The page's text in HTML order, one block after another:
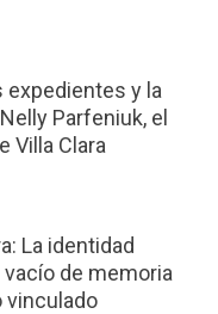
expedientes y la
Parfeniuk, el
Villa Clara
La identidad
vacío de memoria
vinculado